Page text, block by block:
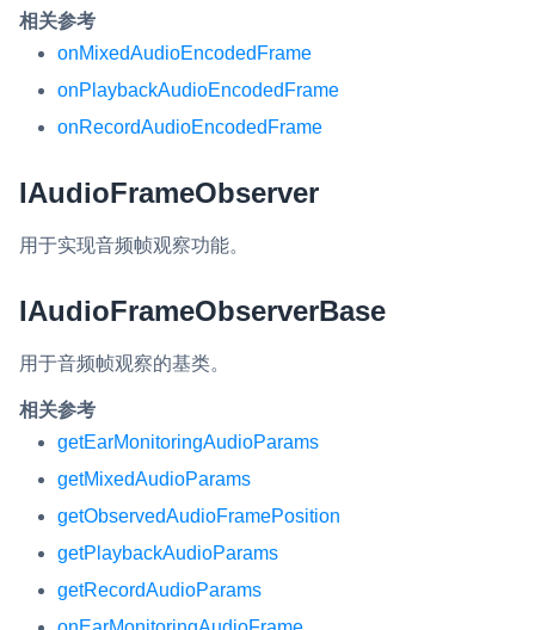
相关参考
onMixedAudioEncodedFrame
onPlaybackAudioEncodedFrame
onRecordAudioEncodedFrame
IAudioFrameObserver
用于实现音频帧观察功能。
IAudioFrameObserverBase
用于音频帧观察的基类。
相关参考
getEarMonitoringAudioParams
getMixedAudioParams
getObservedAudioFramePosition
getPlaybackAudioParams
getRecordAudioParams